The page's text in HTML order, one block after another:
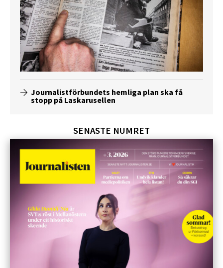
Journalistförbundets hemliga plan ska få
stopp på Laskarusellen
SENASTE NUMRET